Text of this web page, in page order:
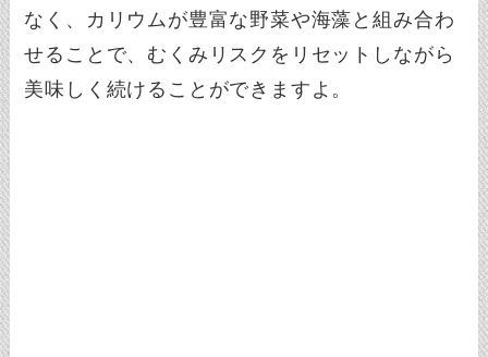
なく、カリウムが豊富な野菜や海藻と組み合わ
せることで、むくみリスクをリセットしながら
美味しく続けることができますよ。